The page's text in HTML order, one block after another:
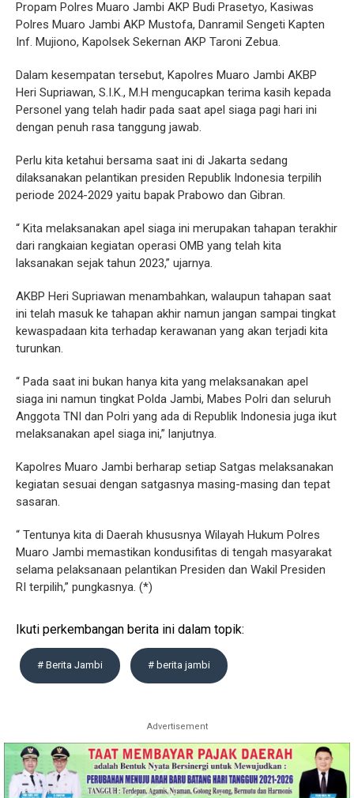
Propam Polres Muaro Jambi AKP Budi Prasetyo, Kasiwas
Polres Muaro Jambi AKP Mustofa, Danramil Sengeti Kapten
Inf. Mujiono, Kapolsek Sekernan AKP Taroni Zebua.
Dalam kesempatan tersebut, Kapolres Muaro Jambi AKBP
Heri Supriawan, S.I.K., M.H mengucapkan terima kasih kepada
Personel yang telah hadir pada saat apel siaga pagi hari ini
dengan penuh rasa tanggung jawab.
Perlu kita ketahui bersama saat ini di Jakarta sedang
dilaksanakan pelantikan presiden Republik Indonesia terpilih
periode 2024-2029 yaitu bapak Prabowo dan Gibran.
“ Kita melaksanakan apel siaga ini merupakan tahapan terakhir
dari rangkaian kegiatan operasi OMB yang telah kita
laksanakan sejak tahun 2023,” ujarnya.
AKBP Heri Supriawan menambahkan, walaupun tahapan saat
ini telah masuk ke tahapan akhir namun jangan sampai tingkat
kewaspadaan kita terhadap kerawanan yang akan terjadi kita
turunkan.
“ Pada saat ini bukan hanya kita yang melaksanakan apel
siaga ini namun tingkat Polda Jambi, Mabes Polri dan seluruh
Anggota TNI dan Polri yang ada di Republik Indonesia juga ikut
melaksanakan apel siaga ini,” lanjutnya.
Kapolres Muaro Jambi berharap setiap Satgas melaksanakan
kegiatan sesuai dengan satgasnya masing-masing dan tepat
sasaran.
“ Tentunya kita di Daerah khususnya Wilayah Hukum Polres
Muaro Jambi memastikan kondusifitas di tengah masyarakat
selama pelaksanaan pelantikan Presiden dan Wakil Presiden
RI terpilih,” pungkasnya. (*)
Ikuti perkembangan berita ini dalam topik:
# Berita Jambi # berita jambi
Advertisement